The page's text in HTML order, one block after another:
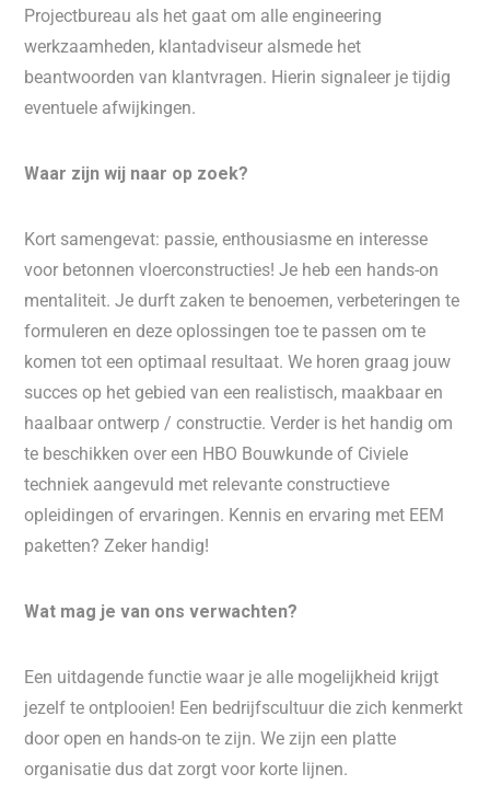
Projectbureau als het gaat om alle engineering
werkzaamheden, klantadviseur alsmede het
beantwoorden van klantvragen. Hierin signaleer je tijdig
eventuele afwijkingen.
Waar zijn wij naar op zoek?
Kort samengevat: passie, enthousiasme en interesse
voor betonnen vloerconstructies! Je heb een hands-on
mentaliteit. Je durft zaken te benoemen, verbeteringen te
formuleren en deze oplossingen toe te passen om te
komen tot een optimaal resultaat. We horen graag jouw
succes op het gebied van een realistisch, maakbaar en
haalbaar ontwerp / constructie. Verder is het handig om
te beschikken over een HBO Bouwkunde of Civiele
techniek aangevuld met relevante constructieve
opleidingen of ervaringen. Kennis en ervaring met EEM
paketten? Zeker handig!
Wat mag je van ons verwachten?
Een uitdagende functie waar je alle mogelijkheid krijgt
jezelf te ontplooien! Een bedrijfscultuur die zich kenmerkt
door open en hands-on te zijn. We zijn een platte
organisatie dus dat zorgt voor korte lijnen.